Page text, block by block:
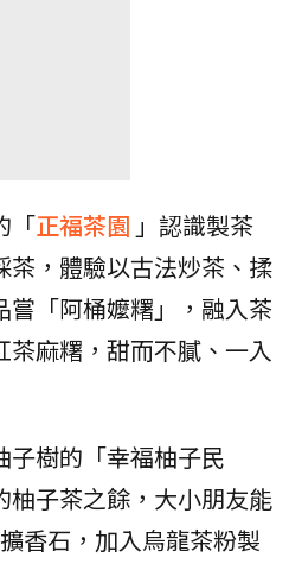
「正福茶園 」認識製茶
茶，體驗以古法炒茶、揉
嘗「阿桶嬤糬」，融入茶
茶麻糬，甜而不膩、一入
子樹的「幸福柚子民
柚子茶之餘，大小朋友能
香石，加入烏龍茶粉製